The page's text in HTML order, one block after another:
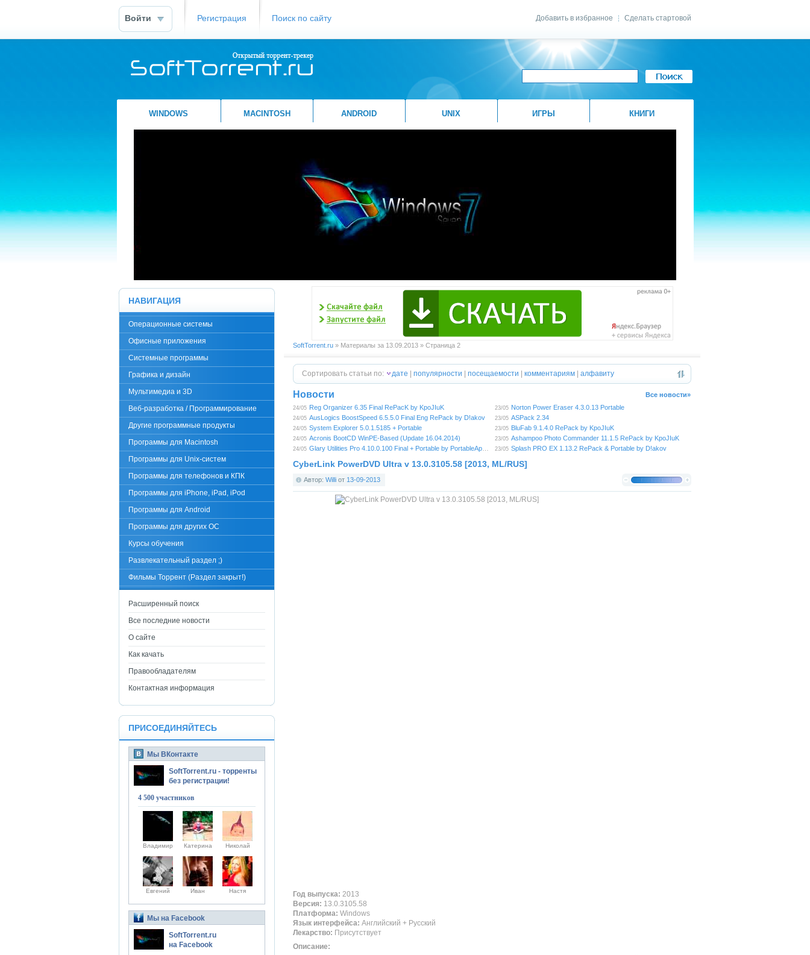
Сделать стартовой
Добавить в избранное
Войти Регистрация Поиск по сайту
WINDOWS MACINTOSH ANDROID UNIX ИГРЫ КНИГИ
SoftTorrent.ru » Материалы за 13.09.2013 » Страница 2
Сортировать статьи по: дате популярности посещаемости комментариям алфавиту
Новости Все новости»
24/05 Reg Organizer 6.35 Final RePacK by KpoJIuK
24/05 AusLogics BoostSpeed 6.5.5.0 Final Eng RePack by D!akov
24/05 System Explorer 5.0.1.5185 + Portable
24/05 Acronis BootCD WinPE-Based (Update 16.04.2014)
24/05 Glary Utilities Pro 4.10.0.100 Final + Portable by PortableAppZ
23/05 Norton Power Eraser 4.3.0.13 Portable
23/05 ASPack 2.34
23/05 BluFab 9.1.4.0 RePack by KpoJIuK
23/05 Ashampoo Photo Commander 11.1.5 RePack by KpoJIuK
23/05 Splash PRO EX 1.13.2 RePack & Portable by D!akov
CyberLink PowerDVD Ultra v 13.0.3105.58 [2013, ML/RUS]
Автор: Willi от 13-09-2013
Год выпуска: 2013
Версия: 13.0.3105.58
Платформа: Windows
Язык интерфейса: Английский + Русский
Лекарство: Присутствует
Описание:
НАВИГАЦИЯ
Операционные системы
Офисные приложения
Системные программы
Графика и дизайн
Мультимедиа и 3D
Веб-разработка / Программирование
Другие программные продукты
Программы для Macintosh
Программы для Unix-систем
Программы для телефонов и КПК
Программы для iPhone, iPad, iPod
Программы для Android
Программы для других ОС
Курсы обучения
Развлекательный раздел ;)
Фильмы Торрент (Раздел закрыт!)
Расширенный поиск
Все последние новости
О сайте
Как качать
Правообладателям
Контактная информация
ПРИСОЕДИНЯЙТЕСЬ
Мы ВКонтакте
SoftTorrent.ru - торренты
без регистрации!
4 500 участников
Владимир Катерина Николай
Евгений Иван Настя
Мы на Facebook
SoftTorrent.ru
на Facebook